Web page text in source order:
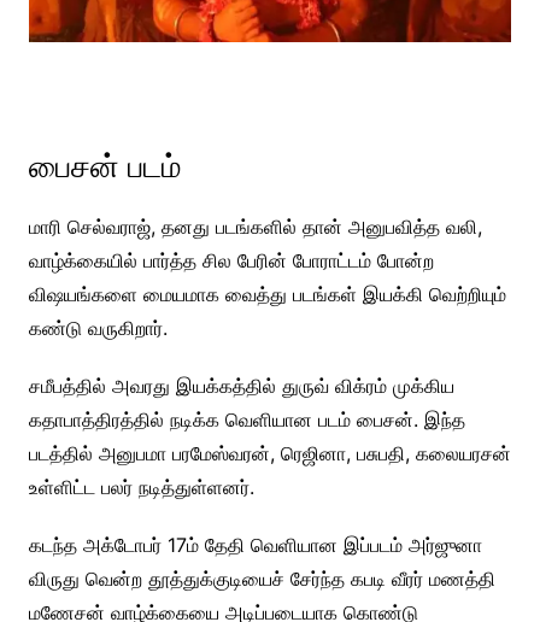
பைசன் படம்
மாரி செல்வராஜ், தனது படங்களில் தான் அனுபவித்த வலி,
வாழ்க்கையில் பார்த்த சில பேரின் போராட்டம் போன்ற
விஷயங்களை மையமாக வைத்து படங்கள் இயக்கி வெற்றியும்
கண்டு வருகிறார்.
சமீபத்தில் அவரது இயக்கத்தில் துருவ் விக்ரம் முக்கிய
கதாபாத்திரத்தில் நடிக்க வெளியான படம் பைசன். இந்த
படத்தில் அனுபமா பரமேஸ்வரன், ரெஜினா, பசுபதி, கலையரசன்
உள்ளிட்ட பலர் நடித்துள்ளனர்.
கடந்த அக்டோபர் 17ம் தேதி வெளியான இப்படம் அர்ஜுனா
விருது வென்ற தூத்துக்குடியைச் சேர்ந்த கபடி வீரர் மணத்தி
மணேசன் வாழ்க்கையை அடிப்படையாக கொண்டு